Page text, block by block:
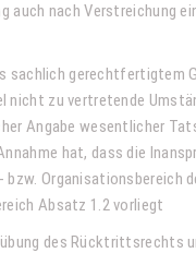
auch nach
sachlich gerechtfertigtem
nicht zu vertretende
Angabe wesentlicher
hat, dass die
Organisationsbereich
Absatz 1.2 vorliegt
des Rücktrittsrechts